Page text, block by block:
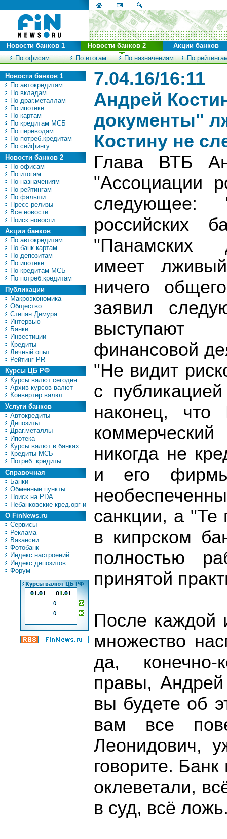
По офисам По итогам По назначениям По
Новости банков 1 Новости банков 2 Акции банков
Новости банков 1
По автокредитам
По вкладам
По драг.металлам
По ипотеке
По картам
По кредитам МСБ
По переводам
По потреб.кредитам
По сейфингу
Новости банков 2
По офисам
По итогам
По назначениям
По рейтингам
По фальши
Пресс-релизы
Все новости
Поиск новости
Акции банков
По автокредитам
По банк.картам
По депозитам
По ипотеке
По кредитам МСБ
По потреб.кредитам
Публикации
Макроэкономика
Общество
Степан Демура
Интервью
Банки
Инвестиции
Кредиты
Личный опыт
Рейтинг PR
Курсы ЦБ РФ
Курсы валют сегодня
Архив курсов валют
Конвертер валют
Услуги банков
Автокредиты
Депозиты
Драг.металлы
Ипотека
Курсы валют в банках
Кредиты МСБ
Потреб. кредиты
Справочная
Банки
Обменные пункты
Поиск на PDA
Небанковские кред.орг-и
О FinNews.ru
Сервисы
Реклама
Вакансии
Фотобанк
Индекс настроений
Индекс депозитов
Форум
7.04.16/16:11
Андрей
документы"
Костину не
Глава ВТБ
"Ассоциации
следующее:
российских
"Панамских
имеет
ничего
заявил
выступают
финансовой
"Не видит
с
наконец, что
никогда не
и его
санкции, а "Те
в кипрском
полностью
принятой
После каждой
множество
да,
правы,
вы будете об
вам все
Леонидович,
говорите.
оклеветали,
в суд, всё